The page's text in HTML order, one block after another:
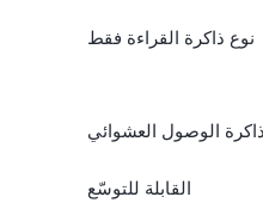
نوع ذاكرة القراءة فقط
الوصول العشوائي
القابلة للتوسّع